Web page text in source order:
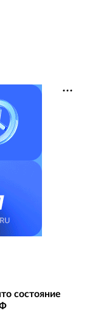
состояние